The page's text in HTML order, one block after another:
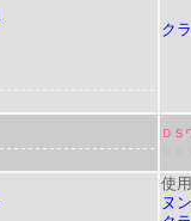
ク
ＤＳ
使
ヌ